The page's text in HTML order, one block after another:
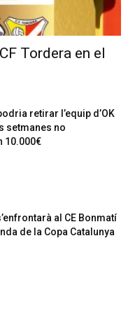
Tordera en el
retirar l’equip d’OK
setmanes no
10.000€
al CE Bonmatí
de la Copa Catalunya